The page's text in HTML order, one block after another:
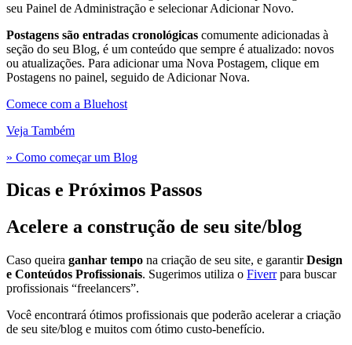
seu Painel de Administração e selecionar Adicionar Novo.
Postagens são entradas cronológicas comumente adicionadas à
seção do seu Blog, é um conteúdo que sempre é atualizado: novos
ou atualizações. Para adicionar uma Nova Postagem, clique em
Postagens no painel, seguido de Adicionar Nova.
Comece com a Bluehost
Veja Também
» Como começar um Blog
Dicas e Próximos Passos
Acelere a construção de seu site/blog
Caso queira ganhar tempo na criação de seu site, e garantirDesign
e Conteúdos Profissionais. Sugerimos utiliza o Fiverrpara buscar
profissionais “freelancers”.
Você encontrará ótimos profissionais que poderão acelerar a criação
de seu site/blog e muitos com ótimo custo-benefício.